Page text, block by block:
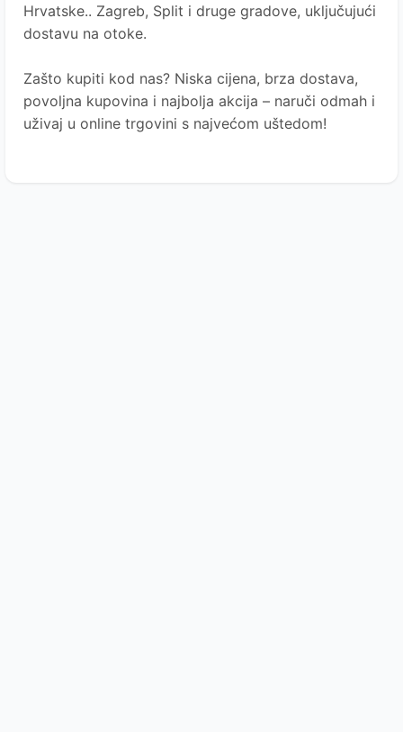
Hrvatske.. Zagreb, Split i druge gradove, uključujući
dostavu na otoke.
Zašto kupiti kod nas? Niska cijena, brza dostava,
povoljna kupovina i najbolja akcija – naruči odmah i
uživaj u online trgovini s najvećom uštedom!